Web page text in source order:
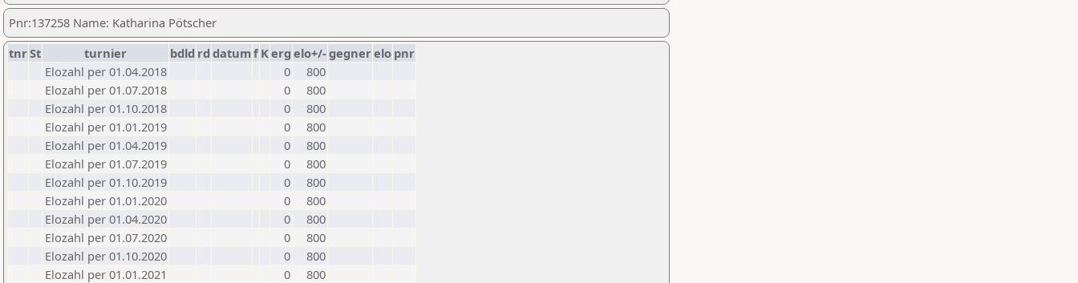
Pnr:137258 Name: Katharina Pötscher
tnrSt turnier bdld rd datumf Kerg elo+/-gegnerelo pnr
Elozahl per 01.04.2018
0
800
Elozahl per 01.07.2018
0
800
Elozahl per 01.10.2018
0
800
Elozahl per 01.01.2019
0
800
Elozahl per 01.04.2019
0
800
Elozahl per 01.07.2019
0
800
Elozahl per 01.10.2019
0
800
Elozahl per 01.01.2020
0
800
Elozahl per 01.04.2020
0
800
Elozahl per 01.07.2020
0
800
Elozahl per 01.10.2020
0
800
Elozahl per 01.01.2021
0
800